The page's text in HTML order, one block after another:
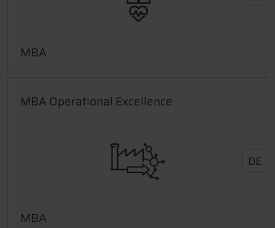
MBA
MBA Operational Excellence
DE
MBA